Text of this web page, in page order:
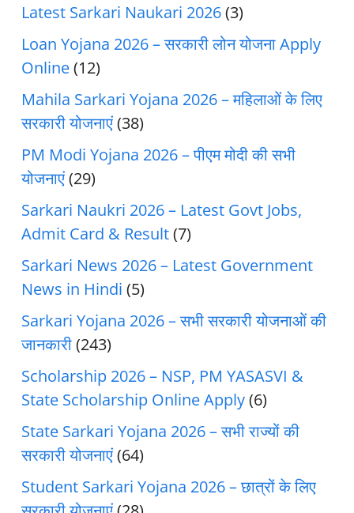
Latest Sarkari Naukari 2026(3)
Loan Yojana 2026 – सरकारी लोन योजना Apply
Online(12)
Mahila Sarkari Yojana 2026 – महिलाओं के लिए
सरकारी योजनाएं(38)
PM Modi Yojana 2026 – पीएम मोदी की सभी
योजनाएं(29)
Sarkari Naukri 2026 – Latest Govt Jobs,
Admit Card & Result(7)
Sarkari News 2026 – Latest Government
News in Hindi (5)
Sarkari Yojana 2026 – सभी सरकारी योजनाओं की
जानकारी(243)
Scholarship 2026 – NSP, PM YASASVI &
State Scholarship Online Apply(6)
State Sarkari Yojana 2026 – सभी राज्यों की
सरकारी योजनाएं(64)
Student Sarkari Yojana 2026 – छात्रों के लिए